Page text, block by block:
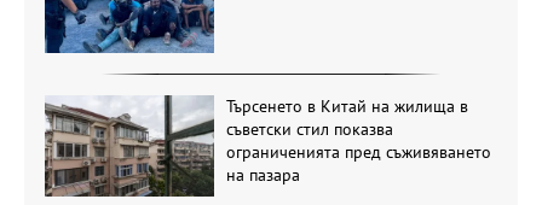
Търсенето в Китай на жилища в
съветски стил показва
ограниченията пред съживяването
на пазара